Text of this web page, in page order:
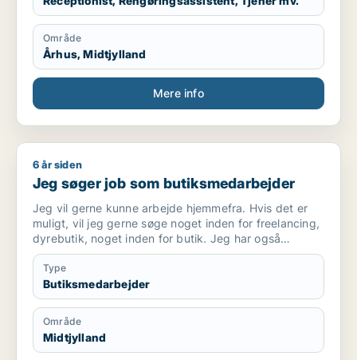
Område
Århus, Midtjylland
Mere info
Jeg søger job som butiksmedarbejder
6 år siden
Jeg søger job som butiksmedarbejder
Jeg vil gerne kunne arbejde hjemmefra. Hvis det er
muligt, vil jeg gerne søge noget inden for freelancing,
dyrebutik, noget inden for butik. Jeg har også
interesse inde for ejendomsmægler
Type
Butiksmedarbejder
Område
Midtjylland